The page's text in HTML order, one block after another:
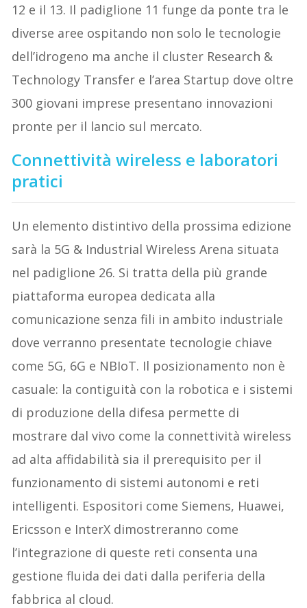
12 e il 13. Il padiglione 11 funge da ponte tra le
diverse aree ospitando non solo le tecnologie
dell’idrogeno ma anche il cluster Research &
Technology Transfer e l’area Startup dove oltre
300 giovani imprese presentano innovazioni
pronte per il lancio sul mercato.
Connettività wireless e laboratori
pratici
Un elemento distintivo della prossima edizione
sarà la 5G & Industrial Wireless Arena situata
nel padiglione 26. Si tratta della più grande
piattaforma europea dedicata alla
comunicazione senza fili in ambito industriale
dove verranno presentate tecnologie chiave
come 5G, 6G e NBIoT. Il posizionamento non è
casuale: la contiguità con la robotica e i sistemi
di produzione della difesa permette di
mostrare dal vivo come la connettività wireless
ad alta affidabilità sia il prerequisito per il
funzionamento di sistemi autonomi e reti
intelligenti. Espositori come Siemens, Huawei,
Ericsson e InterX dimostreranno come
l’integrazione di queste reti consenta una
gestione fluida dei dati dalla periferia della
fabbrica al cloud.